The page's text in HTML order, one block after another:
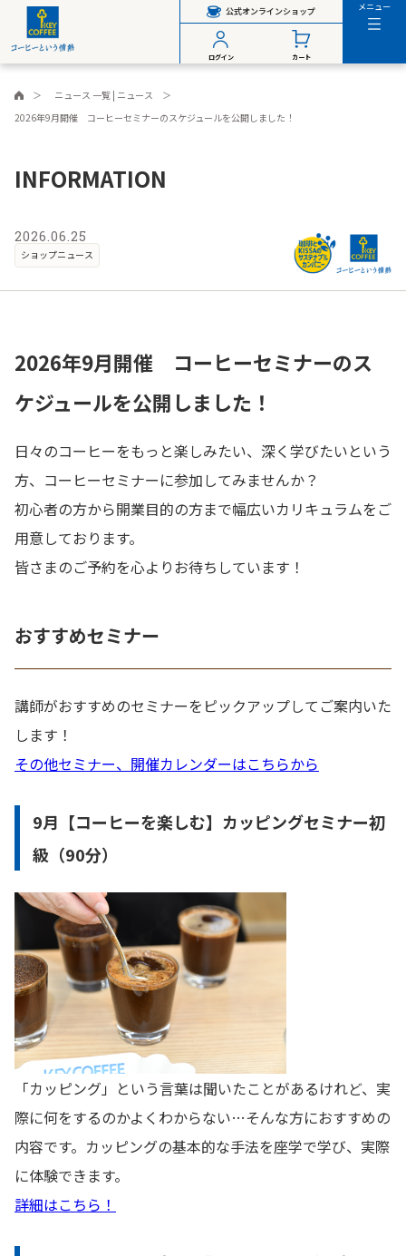
公式オンラインショップ
ログイン カート
メニュー
ニュース 一覧 | ニュース
2026年9月開催 コーヒーセミナーのスケジュールを公開しました！
INFORMATION
2026.06.25
ショップニュース
2026年9月開催 コーヒーセミナーのス
ケジュールを公開しました！
日々のコーヒーをもっと楽しみたい、深く学びたいという
方、コーヒーセミナーに参加してみませんか？
初心者の方から開業目的の方まで幅広いカリキュラムをご
用意しております。
皆さまのご予約を心よりお待ちしています！
おすすめセミナー
講師がおすすめのセミナーをピックアップしてご案内いた
します！
その他セミナー、開催カレンダーはこちらから
9月【コーヒーを楽しむ】カッピングセミナー初
級（90分）
「カッピング」という言葉は聞いたことがあるけれど、実
際に何をするのかよくわからない…そんな方におすすめの
内容です。カッピングの基本的な手法を座学で学び、実際
に体験できます。
詳細はこちら！